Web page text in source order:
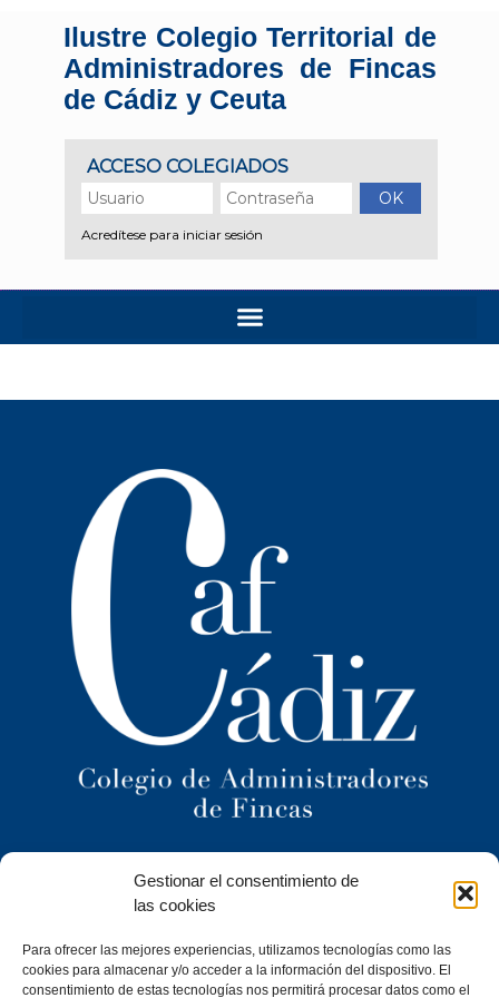
Gestionar el consentimiento de
las cookies
Para ofrecer las mejores experiencias, utilizamos tecnologías como las
cookies para almacenar y/o acceder a la información del dispositivo. El
consentimiento de estas tecnologías nos permitirá procesar datos como el
Ilustre Colegio Territorial de
Administradores de Fincas
de Cádiz y Ceuta
Ilustre Colegio Territorial
de Administradores de Fincas
de Cádiz y
C/ Caracuel, 24-1º Izq · 11402 Jerez de la Frontera (Cádiz)